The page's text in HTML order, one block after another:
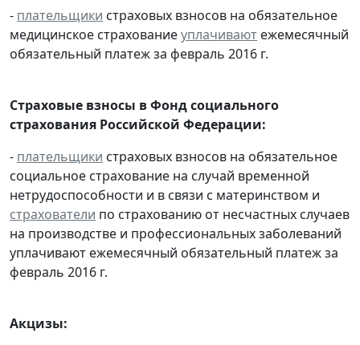
- плательщики страховых взносов на обязательное
медицинское страхованиеуплачивают ежемесячный
обязательный платеж за февраль 2016 г.
Страховые взносы в Фонд социального
страхования Российской Федерации:
- плательщики страховых взносов на обязательное
социальное страхование на случай временной
нетрудоспособности и в связи с материнством и
страхователи по страхованию от несчастных случаев
на производстве и профессиональных заболеваний
уплачивают ежемесячный обязательный платеж за
февраль 2016 г.
Акцизы: